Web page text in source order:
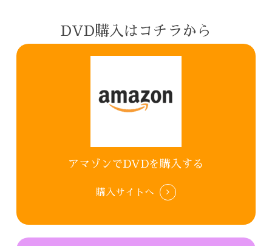
DVD購入はコチラから
アマゾンでDVDを購入する
購入サイトへ